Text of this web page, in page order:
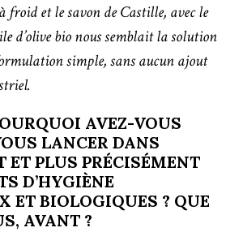
et le savon de Castille, avec le
d’olive bio nous semblait la solution
simple, sans aucun ajout
AVEZ-VOUS
LANCER DANS
ET PLUS PRÉCISÉMENT
D’HYGIÈNE
ET BIOLOGIQUES ? QUE
AVANT ?